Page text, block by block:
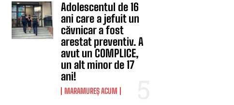
Adolescentul de 16
ani care a jefuit un
căvnicar a fost
arestat preventiv. A
avut un COMPLICE,
un alt minor de 17
ani!
MARAMUREȘ ACUM